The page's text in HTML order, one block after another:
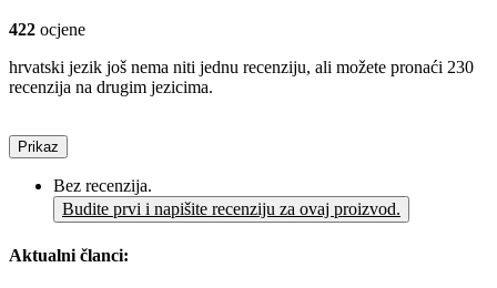
422 ocjene
hrvatski jezik još nema niti jednu recenziju, ali možete pronaći 230
recenzija na drugim jezicima.
Prikaz
Bez recenzija.
Budite prvi i napišite recenziju za ovaj proizvod.
Aktualni članci: